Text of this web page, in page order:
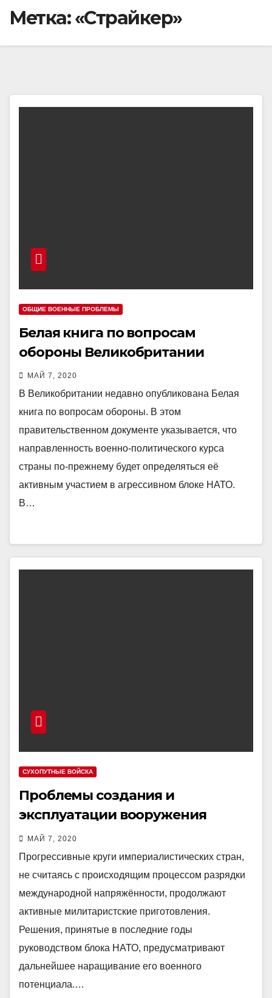
Метка:«Страйкер»
ОБЩИЕ ВОЕННЫЕ ПРОБЛЕМЫ
Белая книга по вопросам
обороны Великобритании
МАЙ 7, 2020
В Великобритании недавно опубликована Белая
книга по вопросам обороны. В этом
правительственном документе указывается, что
направленность военно-политического курса
страны по-прежнему будет определяться её
активным участием в агрессивном блоке НАТО.
В…
СУХОПУТНЫЕ ВОЙСКА
Проблемы создания и
эксплуатации вооружения
сухопутных войск
МАЙ 7, 2020
Прогрессивные круги империалистических стран,
не считаясь с происходящим процессом разрядки
международной напряжённости, продолжают
активные милитаристские приготовления.
Решения, принятые в последние годы
руководством блока НАТО, предусматривают
дальнейшее наращивание его военного
потенциала.…